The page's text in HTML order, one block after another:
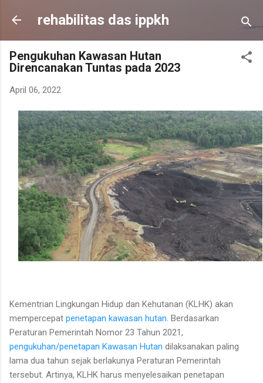
Skip to main content
rehabilitas das ippkh
Pengukuhan Kawasan Hutan
Direncanakan Tuntas pada 2023
April 06, 2022
Kementrian Lingkung­an Hidup dan Kehutanan (KLHK) akan
mempercepat penetapan kawasan hutan. Berdasarkan
Peraturan Pemerintah Nomor 23 Tahun 2021,
pengukuhan/penetapan Kawasan Hutan dilaksanakan paling
lama dua tahun sejak berlakunya Peraturan Pemerintah
tersebut. Artinya, KLHK harus menyelesaikan penetapan